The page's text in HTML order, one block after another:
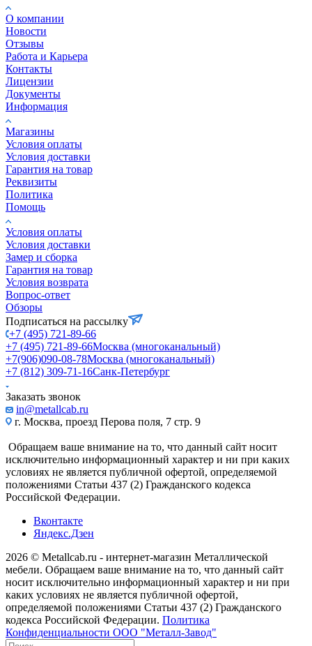
О компании
Новости
Отзывы
Работа и Карьера
Контакты
Лицензии
Документы
Информация
Магазины
Условия оплаты
Условия доставки
Гарантия на товар
Реквизиты
Политика
Помощь
Условия оплаты
Условия доставки
Замер и сборка
Гарантия на товар
Условия возврата
Вопрос-ответ
Обзоры
Подписаться на рассылку
+7 (495) 721-89-66
+7 (495) 721-89-66Москва (многоканальный)
+7(906)090-08-78Москва (многоканальный)
+7 (812) 309-71-16Санк-Петербург
Заказать звонок
in@metallcab.ru
г. Москва, проезд Перова поля, 7 стр. 9
Обращаем ваше внимание на то, что данный сайт носит
исключительно информационный характер и ни при каких
условиях не является публичной офертой, определяемой
положениями Статьи 437 (2) Гражданского кодекса
Российской Федерации.
Вконтакте
Яндекс.Дзен
2026 © Metallcab.ru - интернет-магазин Металлической
мебели. Обращаем ваше внимание на то, что данный сайт
носит исключительно информационный характер и ни при
каких условиях не является публичной офертой,
определяемой положениями Статьи 437 (2) Гражданского
кодекса Российской Федерации. Политика
Конфиденциальности ООО "Металл-Завод"